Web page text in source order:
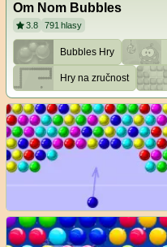
Om Nom Bubbles
3.8 791 hlasy
Bubbles Hry
Hry na zručnost